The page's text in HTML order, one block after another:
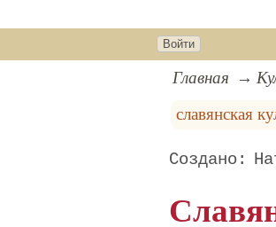
Войти
Главная
славянская